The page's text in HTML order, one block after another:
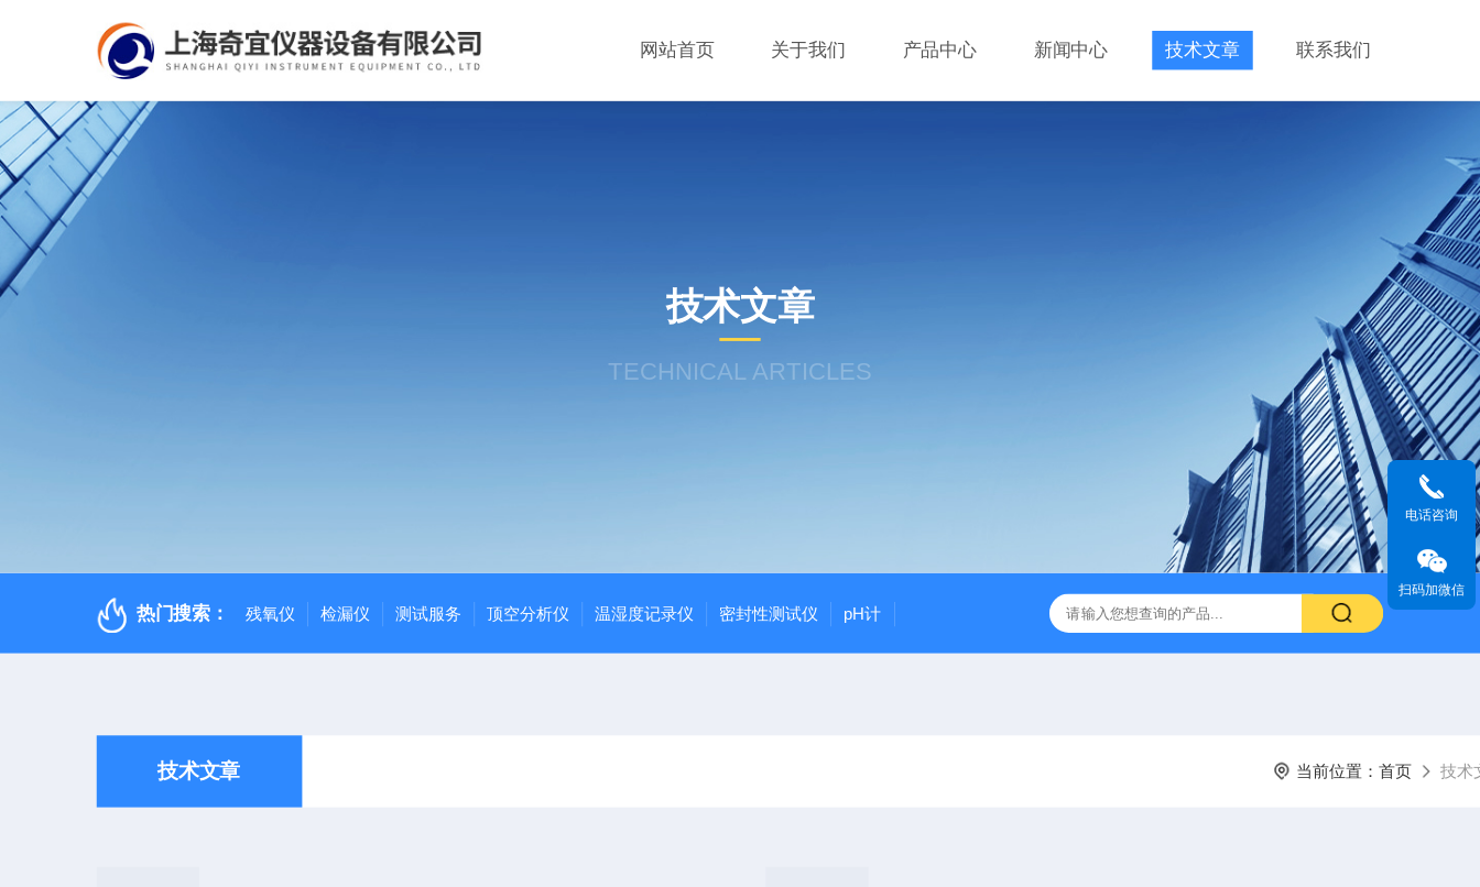
网站首页 关于我们 产品中心 新闻中心 技术文章 联系我们
技术文章
TECHNICAL ARTICLES
热门搜索： 残氧仪 检漏仪 测试服务 顶空分析仪 温湿度记录仪 密封性测试仪 pH计
技术文章 当前位置：首页 技术
电话咨询
扫码加微信